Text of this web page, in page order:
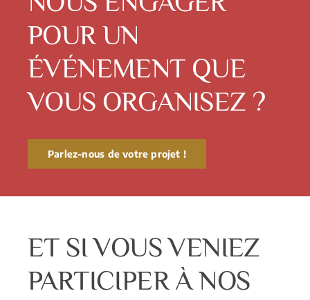
POUR UN
ÉVÉNEMENT QUE
VOUS ORGANISEZ ?
Parlez-nous de votre projet !
ET SI VOUS VENIEZ
PARTICIPER À NOS